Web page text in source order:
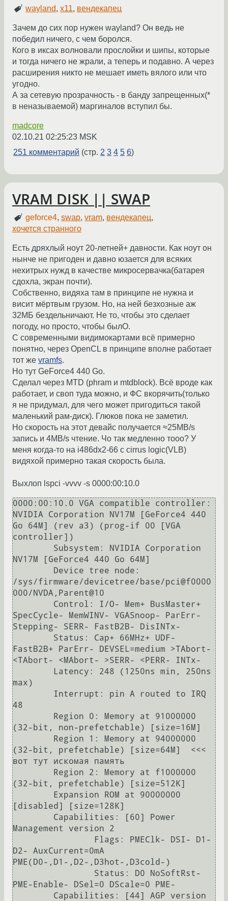
wayland,x11, вендекапец
Зачем до сих пор нужен wayland? Он ведь не
победил ничего, с чем боролся.
Кого в иксах волновали прослойки и шипы, которые
и тогда ничего не жрали, а теперь и подавно. А через
расширения никто не мешает иметь вялого или что
угодно.
А за сетевую прозрачность - в банду запрещенных(*
в неназываемой) маргиналов вступил бы.
madcore
02.10.21 02:25:23 MSK
251 комментарий (стр. 2 3 4 5 6)
VRAM DISK || SWAP
geforce4,swap,vram, вендекапец,
хочется странного
Есть дряхлый ноут 20-летней+ давности. Как ноут он
нынче не пригоден и давно юзается для всяких
нехитрых нужд в качестве микросервачка(батарея
сдохла, экран почти).
Собственно, видяха там в принципе не нужна и
висит мёртвым грузом. Но, на ней безхозные аж
32МБ бездельничают. Не то, чтобы это сделает
погоду, но просто, чтобы былО.
С современными видимокартами всё примерно
понятно, через OpenCL в принципе вполне работает
тот же vramfs.
Но тут GeForce4 440 Go.
Сделал через MTD (phram и mtdblock). Всё вроде как
работает, и своп туда можно, и ФС вкорячить(только
я не придумал, для чего может пригодиться такой
маленький рам-диск). Глюков пока не заметил.
Но скорость на этот девайс получается ≈25MB/s
запись и 4MB/s чтение. Чо так медленно тооо? У
меня когда-то на i486dx2-66 с cirrus logic(VLB)
видяхой примерно такая скорость была.
Выхлоп lspci -vvvv -s 0000:00:10.0
0000:00:10.0 VGA compatible controller:
NVIDIA Corporation NV17M [GeForce4 440
Go 64M] (rev a3) (prog-if 00 [VGA
controller])
NV17M [GeForce4 440 Go 64M]
/sys/firmware/devicetree/base/pci@f0000
000/NVDA,Parent@10
SpecCycle- MemWINV- VGASnoop- ParErr-
Stepping- SERR- FastB2B- DisINTx-
FastB2B+ ParErr- DEVSEL=medium >TAbort-
<TAbort- <MAbort- >SERR- <PERR- INTx-
max)
48
(32-bit, non-prefetchable) [size=16M]
(32-bit, prefetchable) [size=64M]  <<<
вот тут искомая память
(32-bit, prefetchable) [size=512K]
[disabled] [size=128K]
Management version 2
D2- AuxCurrent=0mA
PME(D0-,D1-,D2-,D3hot-,D3cold-)
PME-Enable- DSel=0 DScale=0 PME-